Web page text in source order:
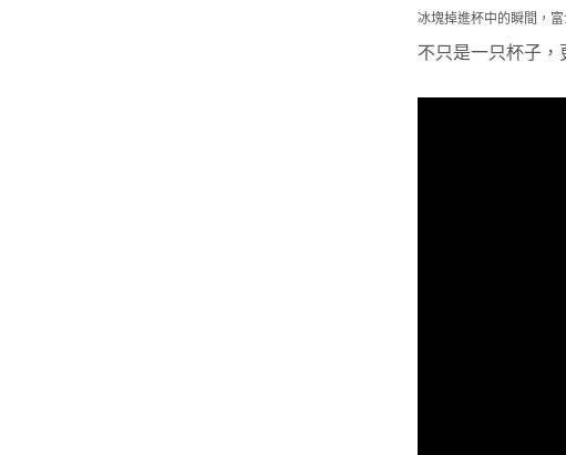
冰塊掉進杯中的瞬間，富
不只是一只杯子，